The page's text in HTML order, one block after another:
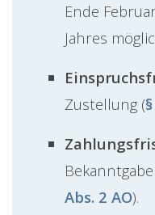
Ende
Jahres
Zustellung (
Abs. 2 AO).